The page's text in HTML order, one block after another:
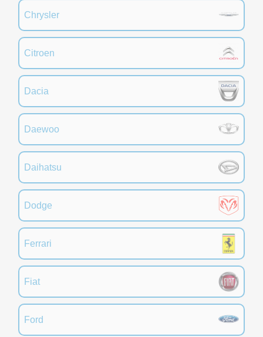
Chrysler
Citroen
Dacia
Daewoo
Daihatsu
Dodge
Ferrari
Fiat
Ford